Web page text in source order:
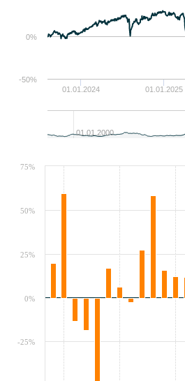
01.01.2024 01.01.2025
01.01.2000
0%
-50%
-25%
0%
25%
50%
75%